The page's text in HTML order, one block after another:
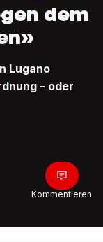
dem
Lugano
– oder
Kommentieren